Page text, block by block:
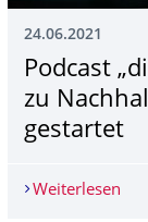
den TU
24.06.2021
Podcast
zu
gestartet
Weiterlesen